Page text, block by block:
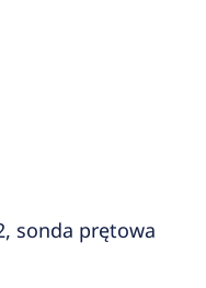
sonda prętowa